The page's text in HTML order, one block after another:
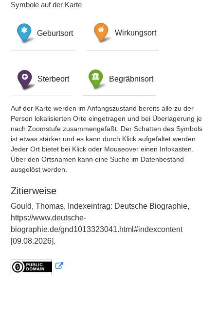
Symbole auf der Karte
Geburtsort Wirkungsort
Sterbeort Begräbnisort
Auf der Karte werden im Anfangszustand bereits alle zu der
Person lokalisierten Orte eingetragen und bei Überlagerung je
nach Zoomstufe zusammengefaßt. Der Schatten des Symbols
ist etwas stärker und es kann durch Klick aufgefaltet werden.
Jeder Ort bietet bei Klick oder Mouseover einen Infokasten.
Über den Ortsnamen kann eine Suche im Datenbestand
ausgelöst werden.
Zitierweise
Gould, Thomas, Indexeintrag: Deutsche Biographie,
https://www.deutsche-
biographie.de/gnd1013323041.html#indexcontent
[09.08.2026].